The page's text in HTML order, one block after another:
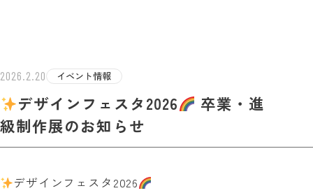
2026.2.20 イベント情報
デザインフェスタ2026
卒業・進
級制作展のお知らせ
デザインフェスタ2026